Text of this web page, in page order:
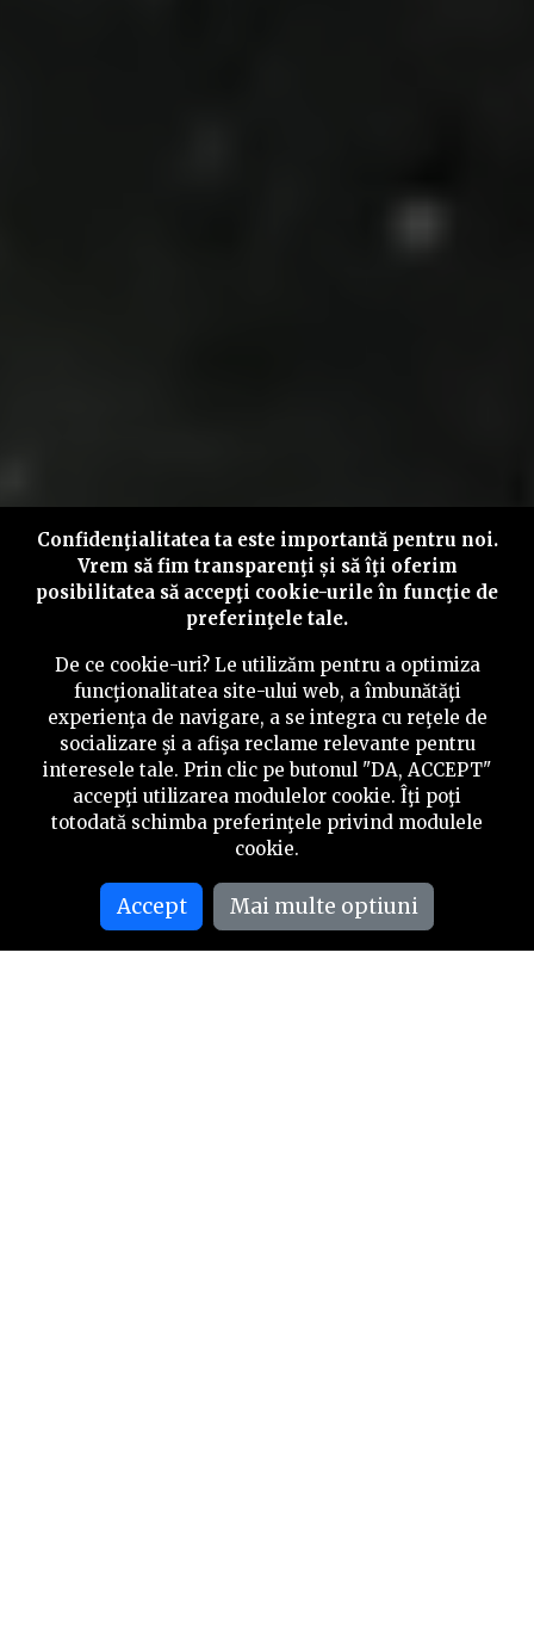
Confidenţialitatea ta este importantă pentru noi.
Vrem să fim transparenţi și să îţi oferim
posibilitatea să accepţi cookie-urile în funcţie de
preferinţele tale.
De ce cookie-uri? Le utilizăm pentru a optimiza
funcţionalitatea site-ului web, a îmbunătăţi
experienţa de navigare, a se integra cu reţele de
socializare şi a afişa reclame relevante pentru
interesele tale. Prin clic pe butonul "DA, ACCEPT"
accepţi utilizarea modulelor cookie. Îţi poţi
totodată schimba preferinţele privind modulele
cookie.
Accept Mai multe optiuni